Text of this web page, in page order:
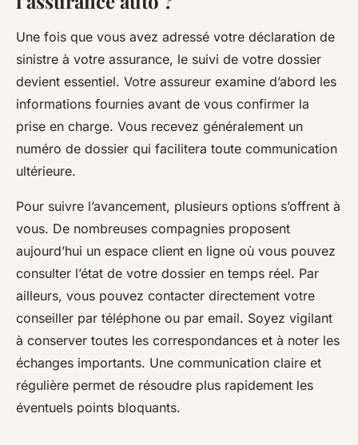
Une fois que vous avez adressé votre déclaration de
sinistre à votre assurance, le suivi de votre dossier
devient essentiel. Votre assureur examine d’abord les
informations fournies avant de vous confirmer la
prise en charge. Vous recevez généralement un
numéro de dossier qui facilitera toute communication
ultérieure.
Pour suivre l’avancement, plusieurs options s’offrent à
vous. De nombreuses compagnies proposent
aujourd’hui un espace client en ligne où vous pouvez
consulter l’état de votre dossier en temps réel. Par
ailleurs, vous pouvez contacter directement votre
conseiller par téléphone ou par email. Soyez vigilant
à conserver toutes les correspondances et à noter les
échanges importants. Une communication claire et
régulière permet de résoudre plus rapidement les
éventuels points bloquants.